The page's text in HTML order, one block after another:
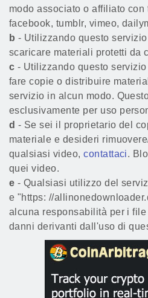
modo associato o affiliato con
facebook, tumblr, vimeo,
b - Utilizzando questo
scaricare materiali protetti da
c - Utilizzando questo
fare copie o distribuire
servizio in alcun modo.
esclusivamente per uso
d - Se sei il proprietario del
materiale e desideri
qualsiasi video,contattaci.
quei video.
e - Qualsiasi utilizzo del
e "https: //
alcuna responsabilità per i
danni derivanti dall'uso di